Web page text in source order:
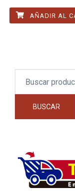
AÑADIR AL
BUSCAR